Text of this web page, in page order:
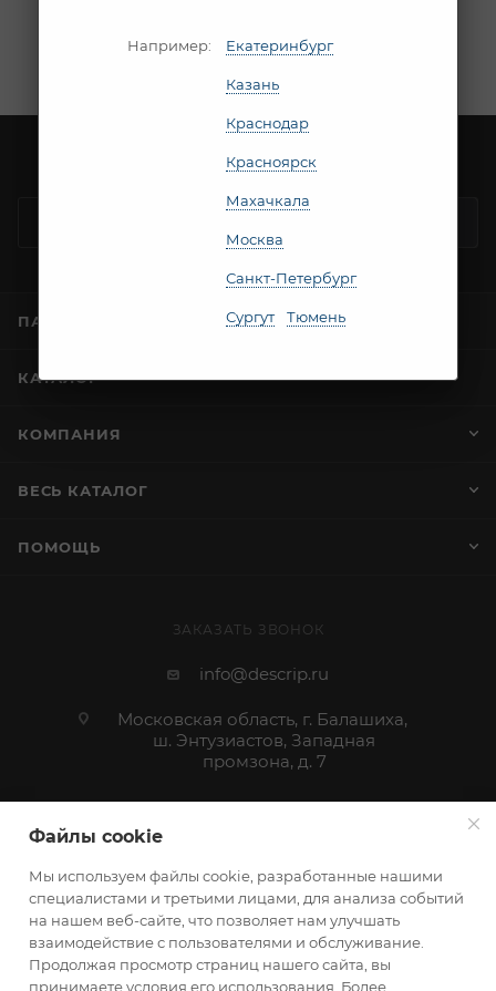
Будьте в курсе наших акций и новостей
ПАРТНЕРАМ
КАТАЛОГ
КОМПАНИЯ
ВЕСЬ КАТАЛОГ
ПОМОЩЬ
ЗАКАЗАТЬ ЗВОНОК
info@descrip.ru
Московская область, г. Балашиха,
ш. Энтузиастов, Западная
промзона, д. 7
Файлы cookie
Мы используем файлы cookie, разработанные нашими
специалистами и третьими лицами, для анализа событий
на нашем веб-сайте, что позволяет нам улучшать
взаимодействие с пользователями и обслуживание.
Продолжая просмотр страниц нашего сайта, вы
принимаете условия его использования. Более
Например: Екатеринбург
Казань
Краснодар
Красноярск
Махачкала
Москва
Санкт-Петербург
Сургут Тюмень